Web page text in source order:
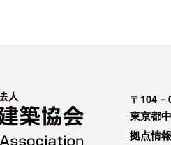
〒104－
東京都
拠点情